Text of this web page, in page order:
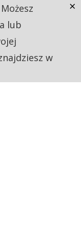
lub
w
×